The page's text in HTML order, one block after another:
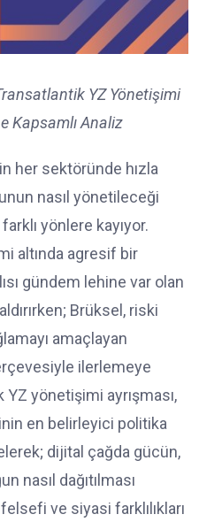
YZ Yönetişimi
Kapsamlı Analiz
her sektöründe hızla
nasıl yönetileceği
yönlere kayıyor.
altında agresif bir
gündem lehine var olan
Brüksel, riski
amaçlayan
ilerlemeye
yönetişimi ayrışması,
en belirleyici politika
dijital çağda gücün,
nasıl dağıtılması
ve siyasi farklılıkları